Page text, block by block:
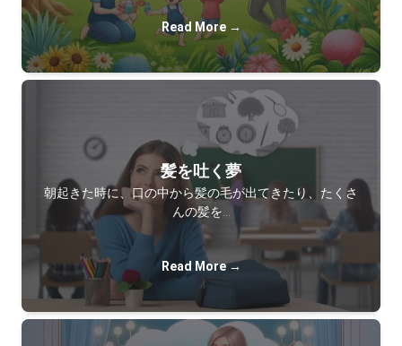
Read More →
髪を吐く夢
朝起きた時に、口の中から髪の毛が出てきたり、たくさ
んの髪を…
Read More →